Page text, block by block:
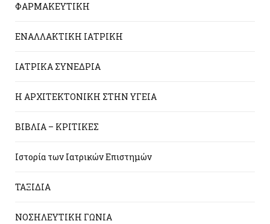
ΦΑΡΜΑΚΕΥΤΙΚΗ
ΕΝΑΛΛΑΚΤΙΚΗ ΙΑΤΡΙΚΗ
ΙΑΤΡΙΚΑ ΣΥΝΕΔΡΙΑ
Η ΑΡΧΙΤΕΚΤΟΝΙΚΗ ΣΤΗΝ ΥΓΕΙΑ
ΒΙΒΛΙΑ – ΚΡΙΤΙΚΕΣ
Ιστορία των Ιατρικών Επιστημών
ΤΑΞΙΔΙΑ
ΝΟΣΗΛΕΥΤΙΚΗ ΓΩΝΙΑ